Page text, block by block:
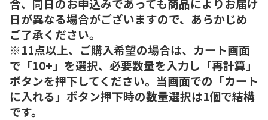
日が異なる場合がございますので、あらかじめ
ご了承ください。
※11点以上、ご購入希望の場合は、カート画面
で「10+」を選択、必要数量を入力し「再計算」
ボタンを押下してください。当画面での「カート
に入れる」ボタン押下時の数量選択は1個で結構
です。